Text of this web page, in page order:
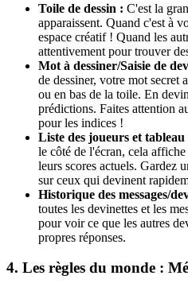
Toile de dessin : C'est la
apparaissent. Quand c'est à
espace créatif ! Quand les
attentivement pour trouver
Mot à dessiner/Saisie de
de dessiner, votre mot secret
ou en bas de la toile. En
prédictions. Faites attention
pour les indices !
Liste des joueurs et tableau
le côté de l'écran, cela
leurs scores actuels. Gardez
sur ceux qui devinent
Historique des messages/
toutes les devinettes et les
pour voir ce que les autres
propres réponses.
4. Les règles du monde :